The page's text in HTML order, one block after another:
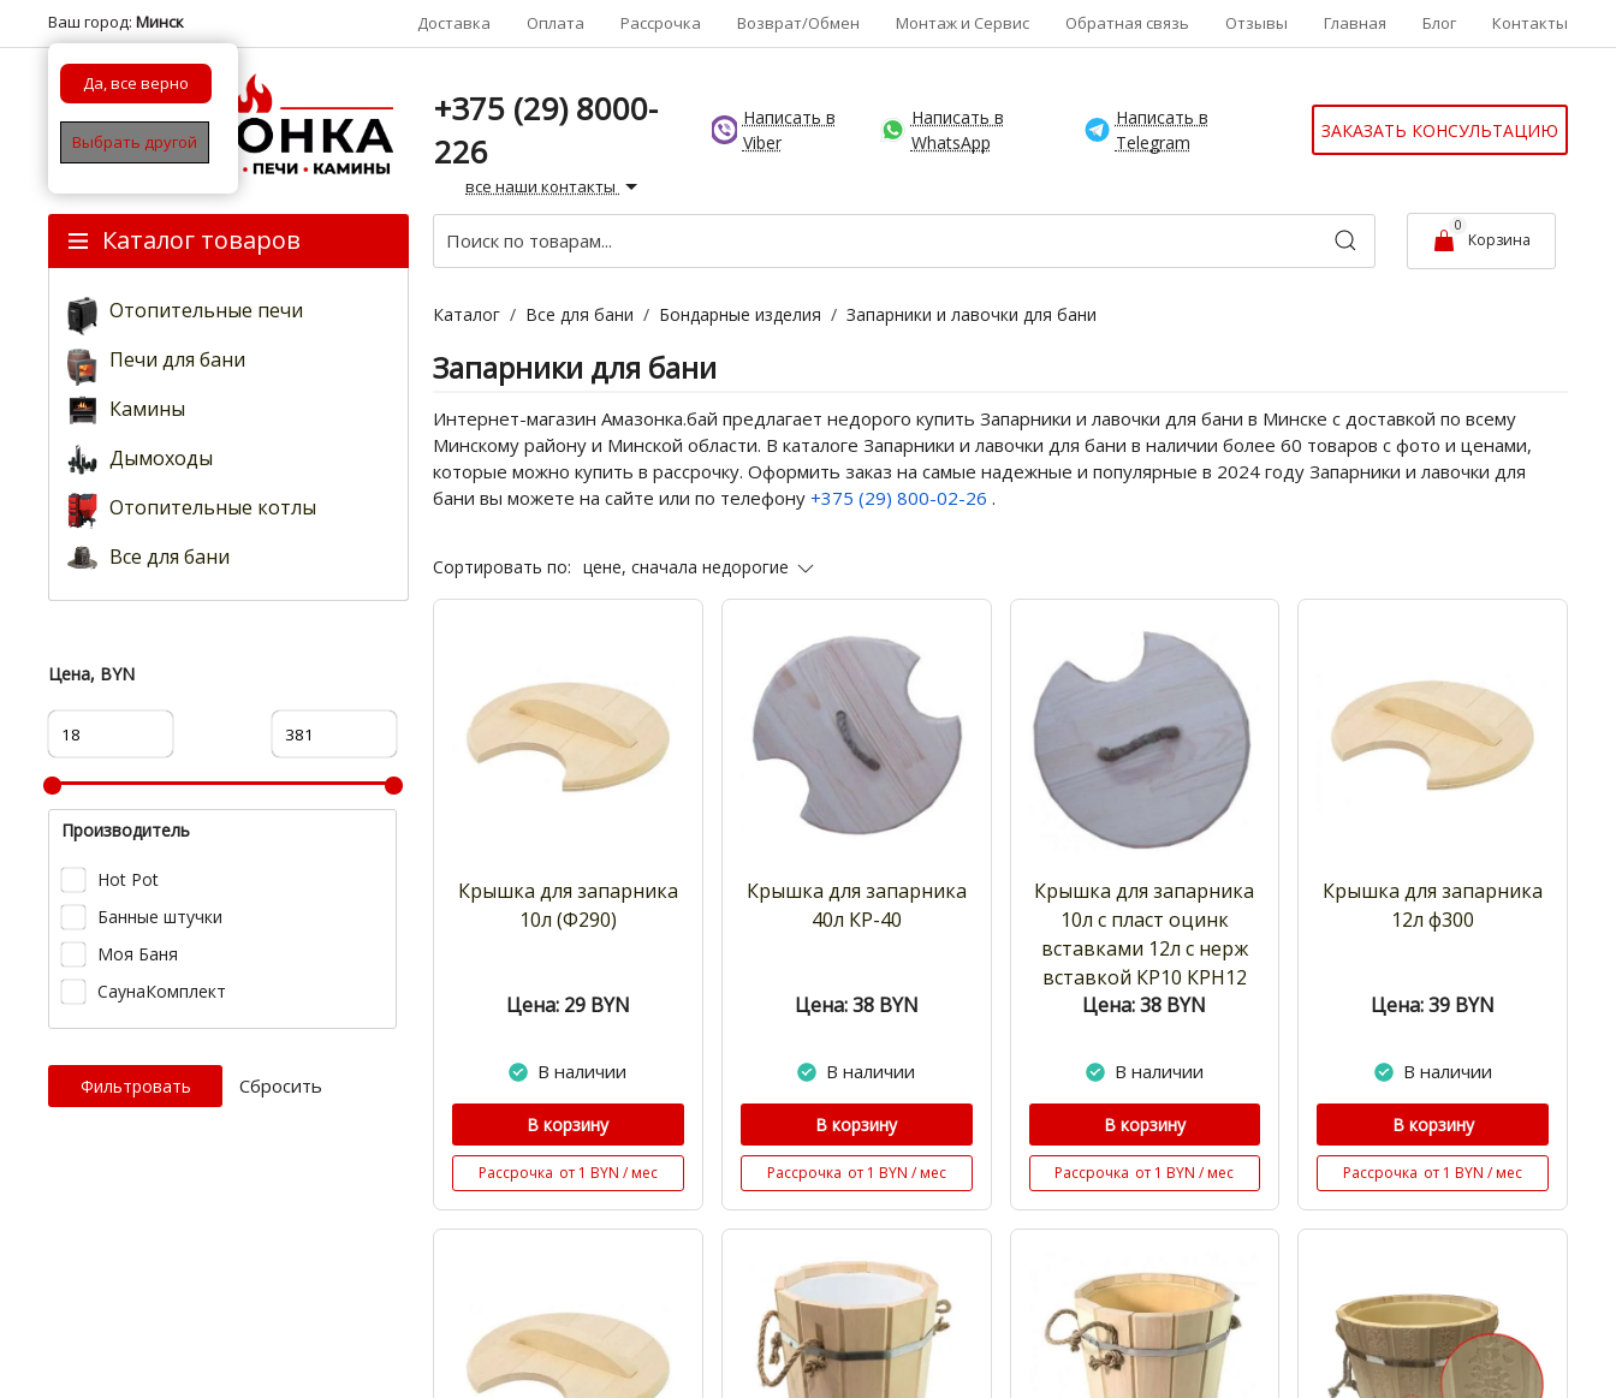
Ваш город: Минск
Да, все верно
Выбрать другой
Доставка Оплата Рассрочка Возврат/Обмен Монтаж и Сервис Обратная связь Отзывы Главная Блог Контакты
+375 (29) 8000-
226
все наши контакты
Написать в
Viber
Написать в
WhatsApp
Написать в
Telegram
ЗАКАЗАТЬ КОНСУЛЬТАЦИЮ
Каталог товаров
Отопительные печи
Печи для бани
Камины
Дымоходы
Отопительные котлы
Все для бани
0
Корзина
Цена, BYN
Производитель
Hot Pot
Банные штучки
Моя Баня
СаунаКомплект
Cбросить
Каталог / Все для бани / Бондарные изделия / Запарники и лавочки для бани
Запарники для бани
Интернет-магазин Амазонка.бай предлагает недорого купить Запарники и лавочки для бани в Минске с доставкой по всему
Минскому району и Минской области. В каталоге Запарники и лавочки для бани в наличии более 60 товаров с фото и ценами,
которые можно купить в рассрочку. Оформить заказ на самые надежные и популярные в 2024 году Запарники и лавочки для
бани вы можете на сайте или по телефону +375 (29) 800-02-26 .
Сортировать по: цене, сначала недорогие
Крышка для запарника
10л (Ф290)
Цена: 29 BYN
В наличии
В корзину
Рассрочка от 1 BYN / мес
Крышка для запарника
40л КР-40
Цена: 38 BYN
В наличии
В корзину
Рассрочка от 1 BYN / мес
Крышка для запарника
10л с пласт оцинк
вставками 12л с нерж
вставкой КР10 КРН12
Цена: 38 BYN
В наличии
В корзину
Рассрочка от 1 BYN / мес
Крышка для запарника
12л ф300
Цена: 39 BYN
В наличии
В корзину
Рассрочка от 1 BYN / мес